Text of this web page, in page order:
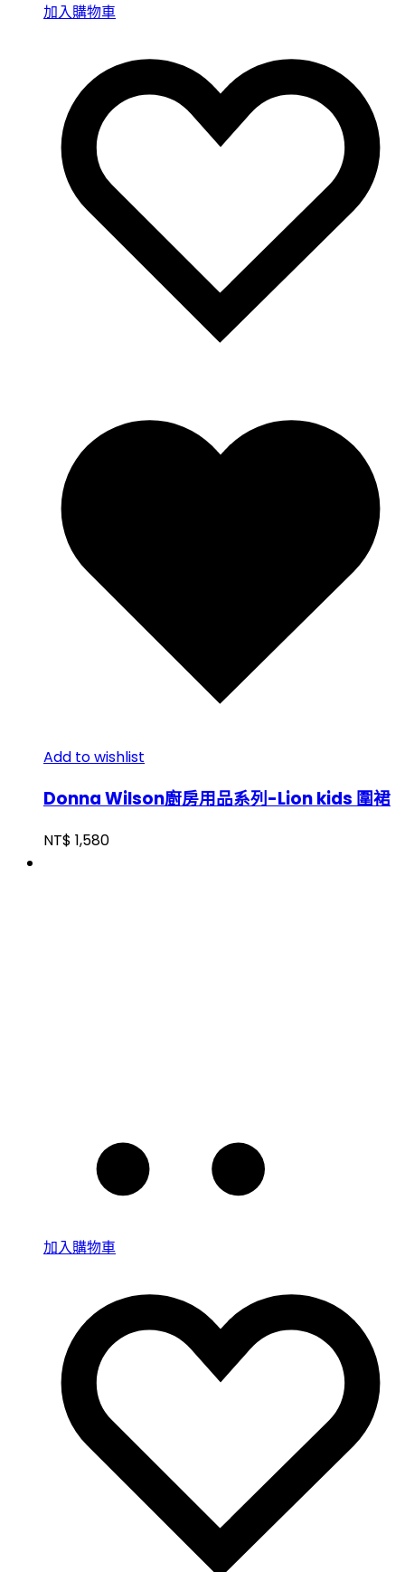
加入購物車
Add to wishlist
Donna Wilson廚房用品系列-Lion kids 圍裙
NT$ 1,580
加入購物車